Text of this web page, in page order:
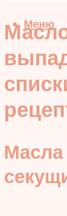
Меню
Масла